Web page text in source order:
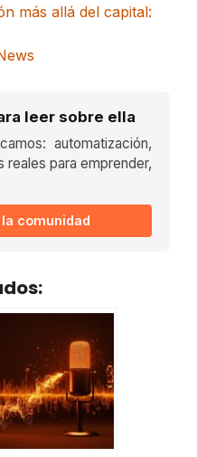
más allá del capital:
leer sobre ella
automatización,
reales para emprender,
comunidad